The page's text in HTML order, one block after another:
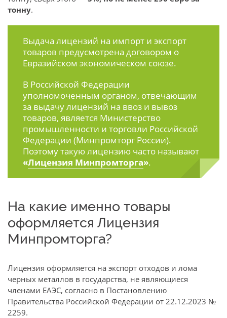
тонну.
Выдача лицензий на импорт и экспорт
товаров предусмотрена договором о
Евразийском экономическом союзе.
В Российской Федерации
уполномоченным органом, отвечающим
за выдачу лицензий на ввоз и вывоз
товаров, является Министерство
промышленности и торговли Российской
Федерации (Минпромторг России).
Поэтому такую лицензию часто называют
«Лицензия Минпромторга».
На какие именно товары
оформляется Лицензия
Минпромторга?
Лицензия оформляется на экспорт отходов и лома
черных металлов в государства, не являющиеся
членами ЕАЭС, согласно в Постановлению
Правительства Российской Федерации от 22.12.2023 №
2259.